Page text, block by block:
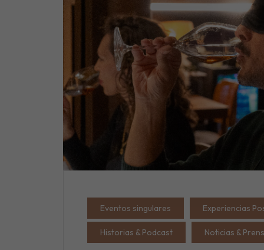
Eventos singulares Experiencias
Historias & Podcast Noticias &